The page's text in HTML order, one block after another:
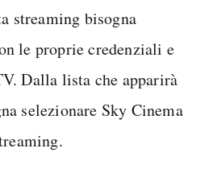
streaming bisogna
le proprie credenziali e
Dalla lista che apparirà
selezionare Sky Cinema